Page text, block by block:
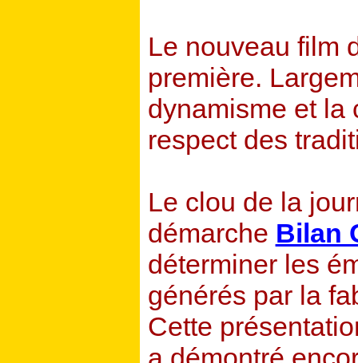
Le nouveau film
première.
dynamisme et la
respect des
Le clou de la
démarche Bilan
déterminer les
générés par la
Cette